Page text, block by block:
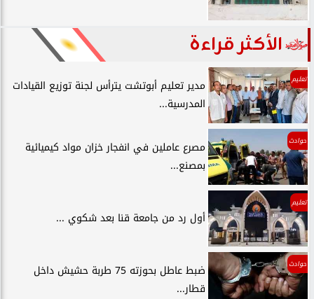
الأكثر قراءة
تعليم
مدير تعليم أبوتشت يترأس لجنة توزيع القيادات
المدرسية...
حوادث
مصرع عاملين في انفجار خزان مواد كيميائية
بمصنع...
تعليم
أول رد من جامعة قنا بعد شكوي ...
حوادث
ضبط عاطل بحوزته 75 طربة حشيش داخل
قطار...